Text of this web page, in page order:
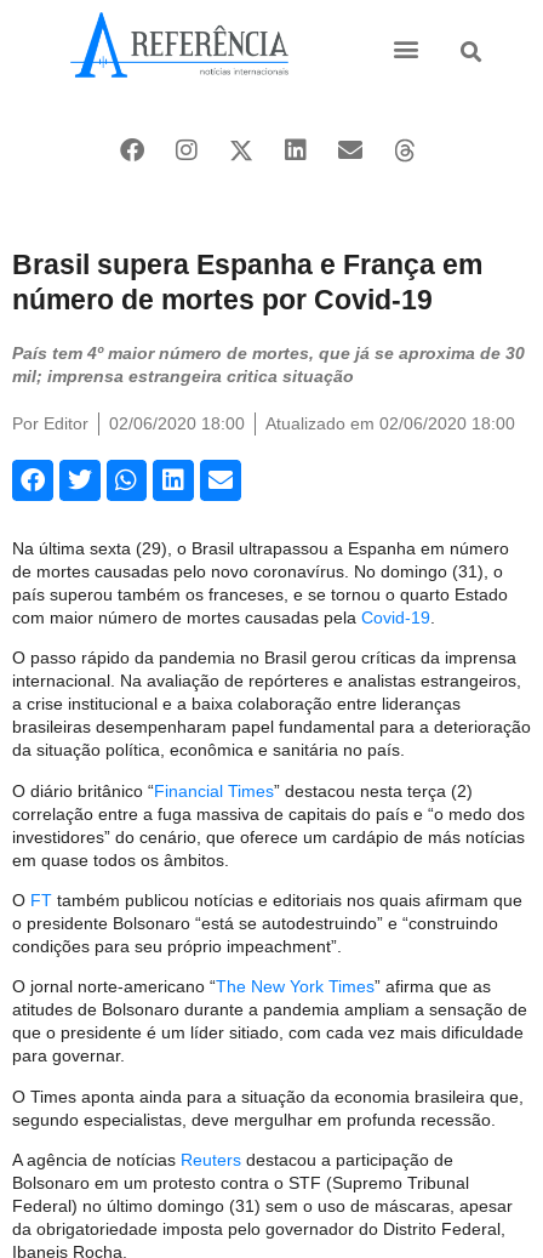
Brasil supera Espanha e França em
número de mortes por Covid-19
País tem 4º maior número de mortes, que já se aproxima de 30
mil; imprensa estrangeira critica situação
Por Editor 02/06/2020 18:00 Atualizado em 02/06/2020 18:00
Na última sexta (29), o Brasil ultrapassou a Espanha em número
de mortes causadas pelo novo coronavírus. No domingo (31), o
país superou também os franceses, e se tornou o quarto Estado
com maior número de mortes causadas pela Covid-19
O passo rápido da pandemia no Brasil gerou críticas da imprensa
internacional. Na avaliação de repórteres e analistas estrangeiros,
a crise institucional e a baixa colaboração entre lideranças
brasileiras desempenharam papel fundamental para a deterioração
da situação política, econômica e sanitária no país.
O diário britânico “Financial Times” destacou nesta terça (2)
correlação entre a fuga massiva de capitais do país e “o medo dos
investidores” do cenário, que oferece um cardápio de más notícias
em quase todos os âmbitos.
O FT também publicou notícias e editoriais nos quais afirmam que
o presidente Bolsonaro “está se autodestruindo” e “construindo
condições para seu próprio impeachment”.
O jornal norte-americano “The New York Times” afirma que as
atitudes de Bolsonaro durante a pandemia ampliam a sensação de
que o presidente é um líder sitiado, com cada vez mais dificuldade
para governar.
O Times aponta ainda para a situação da economia brasileira que,
segundo especialistas, deve mergulhar em profunda recessão.
A agência de notícias Reuters destacou a participação de
Bolsonaro em um protesto contra o STF (Supremo Tribunal
Federal) no último domingo (31) sem o uso de máscaras, apesar
da obrigatoriedade imposta pelo governador do Distrito Federal,
Ibaneis Rocha.